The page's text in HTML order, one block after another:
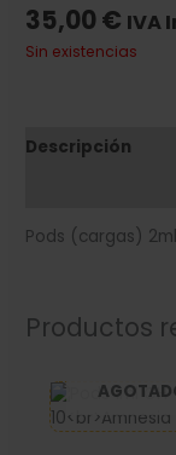
35,00€ IVA
Sin existencias
Descripción
Pods (cargas)
Productos